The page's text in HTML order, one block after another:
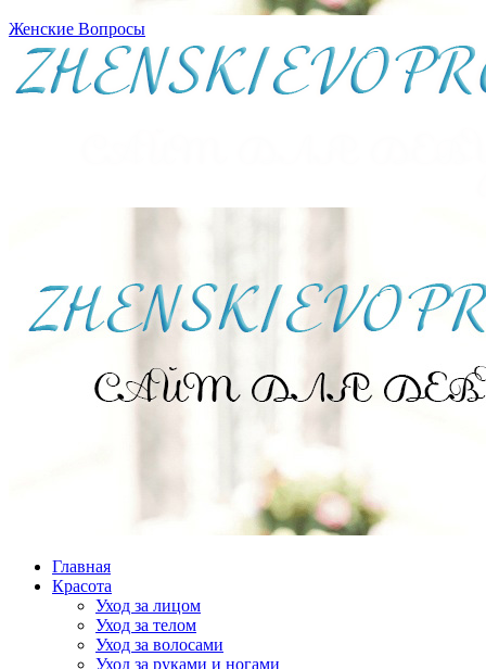
Женские Вопросы
Главная
Красота
Уход за лицом
Уход за телом
Уход за волосами
Уход за руками и ногами